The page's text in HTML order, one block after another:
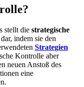
stellt die strategische
indem sie den
Strategien
Kontrolle aber
neuen Anstoß des
eine